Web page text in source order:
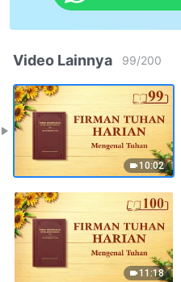
Video Lainnya 99/200
10:02
11:18